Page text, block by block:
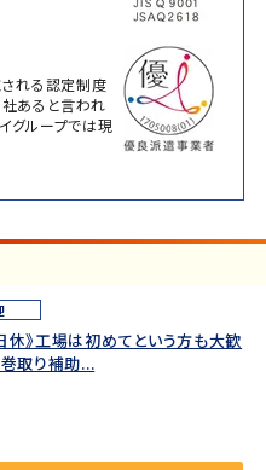
れる認定制度
あると言われ
グループでは現
》工場は初めてという方も大歓
取り補助...